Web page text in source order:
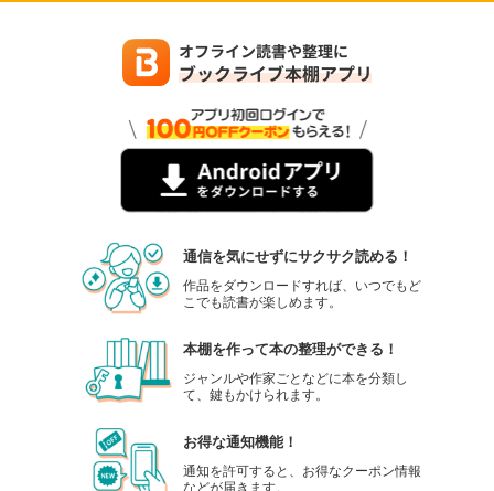
週刊東洋経済 2025年9/27・10/4合併号
880円 (税込)
あらすじを表示する
週刊東洋経済 2025年9/13・20合併号
880
円 (税込)
週刊東洋経済 2025/9/6号
880円 (税込)
試し読み
あらすじを表示する
通信を気にせずにサクサク読める！
作品をダウンロードすれば、いつでもど
こでも読書が楽しめます。
本棚を作って本の整理ができる！
ジャンルや作家ごとなどに本を分類し
て、鍵もかけられます。
お得な通知機能！
通知を許可すると、お得なクーポン情報
などが届きます。